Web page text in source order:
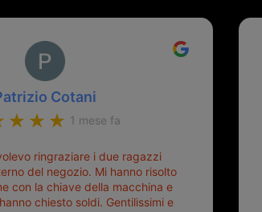
Cotani
1 mese fa
ringraziare i due ragazzi
del negozio. Mi hanno risolto
con la chiave della macchina e
chiesto soldi. Gentilissimi e